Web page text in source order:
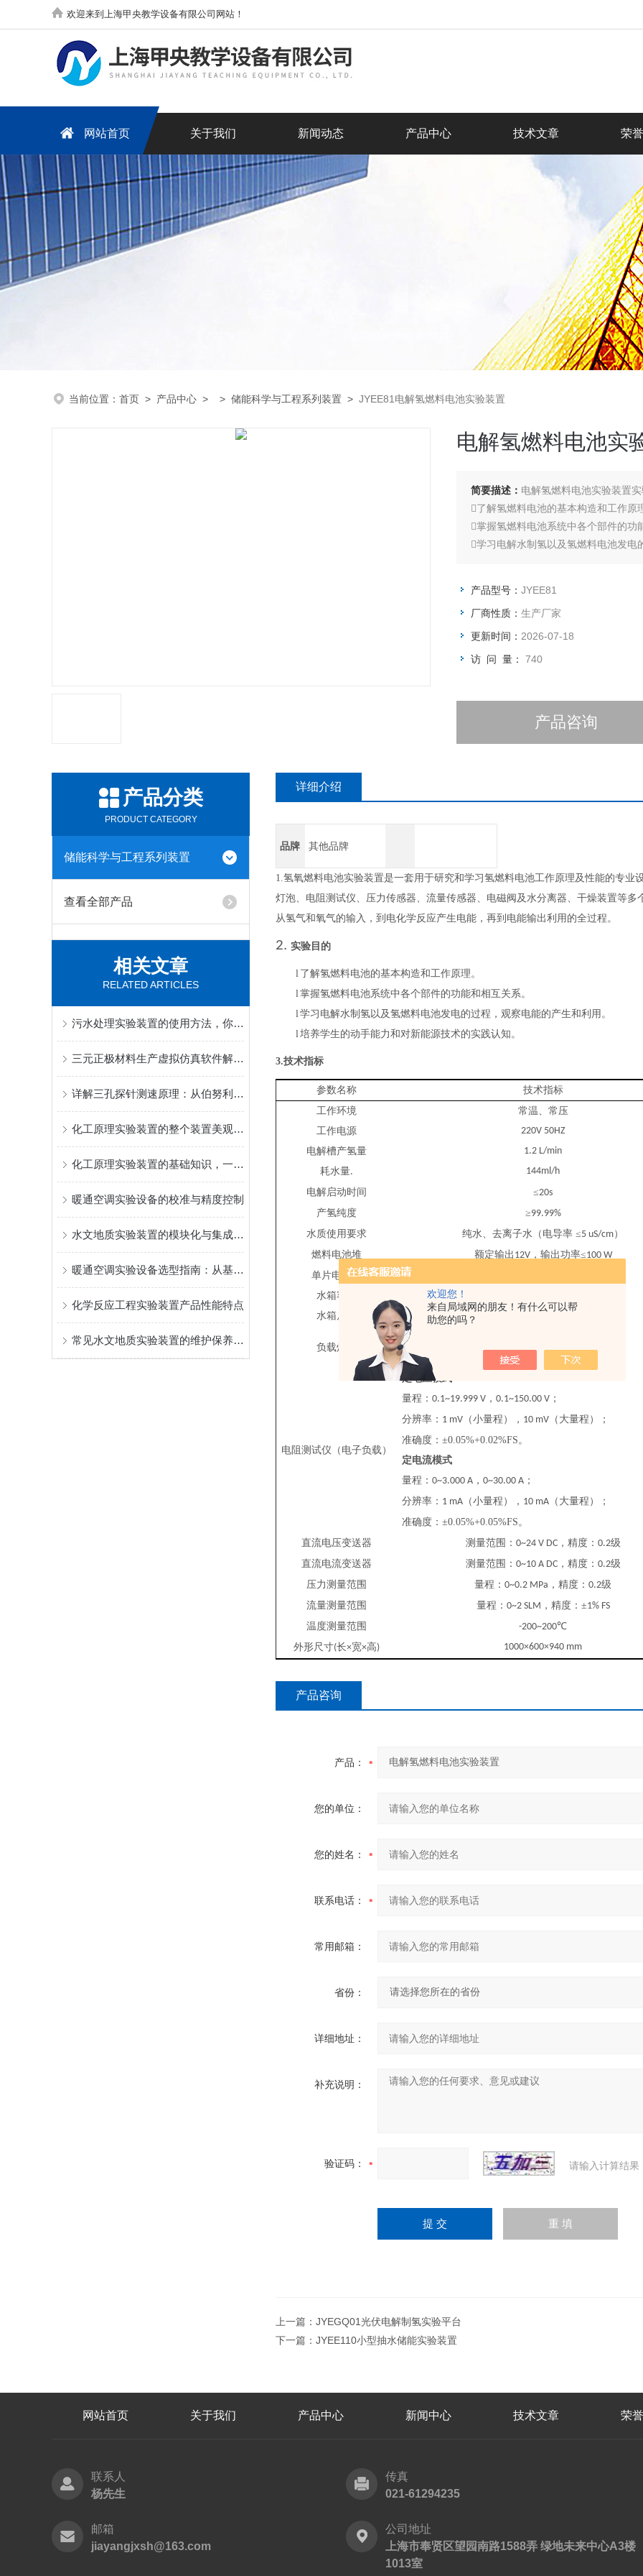
欢迎您！
来自局域网的朋友！有什么可以帮
助您的吗？
欢迎来到上海甲央教学设备有限公司网站！
网站首页 关于我们 新闻动态 产品中心 技术文章 荣
当前位置： 首页 > 产品中心 > > 储能科学与工程系列装置 > JYEE81电解氢燃料电池实验装置
电解氢燃料电池实
简要描述： 电解氢燃料电池实验装置
了解氢燃料电池的基本构造和工作原
掌握氢燃料电池系统中各个部件的功
学习电解水制氢以及氢燃料电池发电
产品型号： JYEE81
厂商性质： 生产厂家
更新时间： 2026-07-18
访 问 量： 740
产品咨询
产品分类
PRODUCT CATEGORY
储能科学与工程系列装置
查看全部产品
相关文章
RELATED ARTICLES
污水处理实验装置的使用方法，你知道吗
三元正极材料生产虚拟仿真软件解决方案
详解三孔探针测速原理：从伯努利方程到流向角解算
化工原理实验装置的整个装置美观大方
化工原理实验装置的基础知识，一起学习吧
暖通空调实验设备的校准与精度控制
水文地质实验装置的模块化与集成化设计趋势探讨
暖通空调实验设备选型指南：从基础到进阶
化学反应工程实验装置产品性能特点
常见水文地质实验装置的维护保养与故障排除要点
详细介绍
品牌 其他品牌
1.氢氧燃料电池实验装置是一套用于研究和学习氢燃料电池工作原理及性能的专
灯泡、 电阻测试仪、 压力传感器、流量传感器、电磁阀及水分离器、干燥装置等
从氢气和氧气的输入，到电化学反应产生电能，再到电能输出利用的全过程。
2. 实验目的
l 了解氢燃料电池的基本构造和工作原理。
l掌握氢燃料电池系统中各个部件的功能和相互关系。
l学习电解水制氢以及氢燃料电池发电的过程，观察电能的产生和利用。
l培养学生的动手能力和对新能源技术的实践认知。
3.技术指标
参数名称
技术指标
工作环境
常温、常压
工作电源
220V 50HZ
电解槽产氢量
1.2 L/min
耗水量.
144ml/h
电解启动时间
≤20s
产氢纯度
≥99.99%
水质使用要求
纯水、去离子水（电导率 ≤5 uS/cm）
燃料电池堆
额定输出 12V，输出功率≤100 W
单片电池数
水箱容量
水箱尺寸
负载灯泡
额定功率：
100 W
电阻测试仪（电子负载）
定电压模式
量程： 0.1~19.999 V ， 0.1~150.00 V ；
分辨率： 1 mV （小量程）， 10 mV （大量程）；
准确度： ±0.05%+0.02%FS。
定电流模式
量程： 0~3.000 A ， 0~30.00 A ；
分辨率： 1 mA （小量程）， 10 mA （大量程）；
准确度： ±0.05%+0.05%FS。
直流电压变送器
测量范围： 0~24 V DC， 精度： 0.2级
直流电流变送器
测量范围： 0~10 A DC， 精度： 0.2级
压力测量范围 量程： 0~0.2 MPa ，精度： 0.2级
流量测量范围 量程： 0~2 SLM ，精度：±1% FS
温度测量范围 -200~200℃
外形尺寸(长×宽×高) 1000×600×940 mm
产品咨询
产品：
您的单位：
您的姓名：
联系电话：
常用邮箱：
省份：
详细地址：
补充说明：
验证码： 请输入计算结果
上一篇： JYEGQ01光伏电解制氢实验平台
下一篇： JYEE110小型抽水储能实验装置
网站首页 关于我们 产品中心 新闻中心 技术文章 荣
联系人
杨先生
传真
021-61294235
邮箱
jiayangjxsh@163.com
公司地址
上海市奉贤区望园南路1588弄 绿地未来中心A3楼
1013室